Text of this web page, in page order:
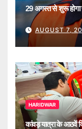
29 अगस्त से शुरू होगा
AUGUST 7,
HARIDWAR
कांवड़ यात्रा के आठवें